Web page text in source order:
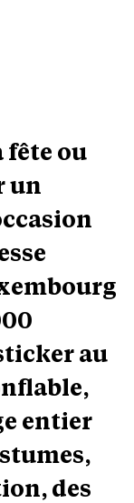
fête ou
un
au
entier
des